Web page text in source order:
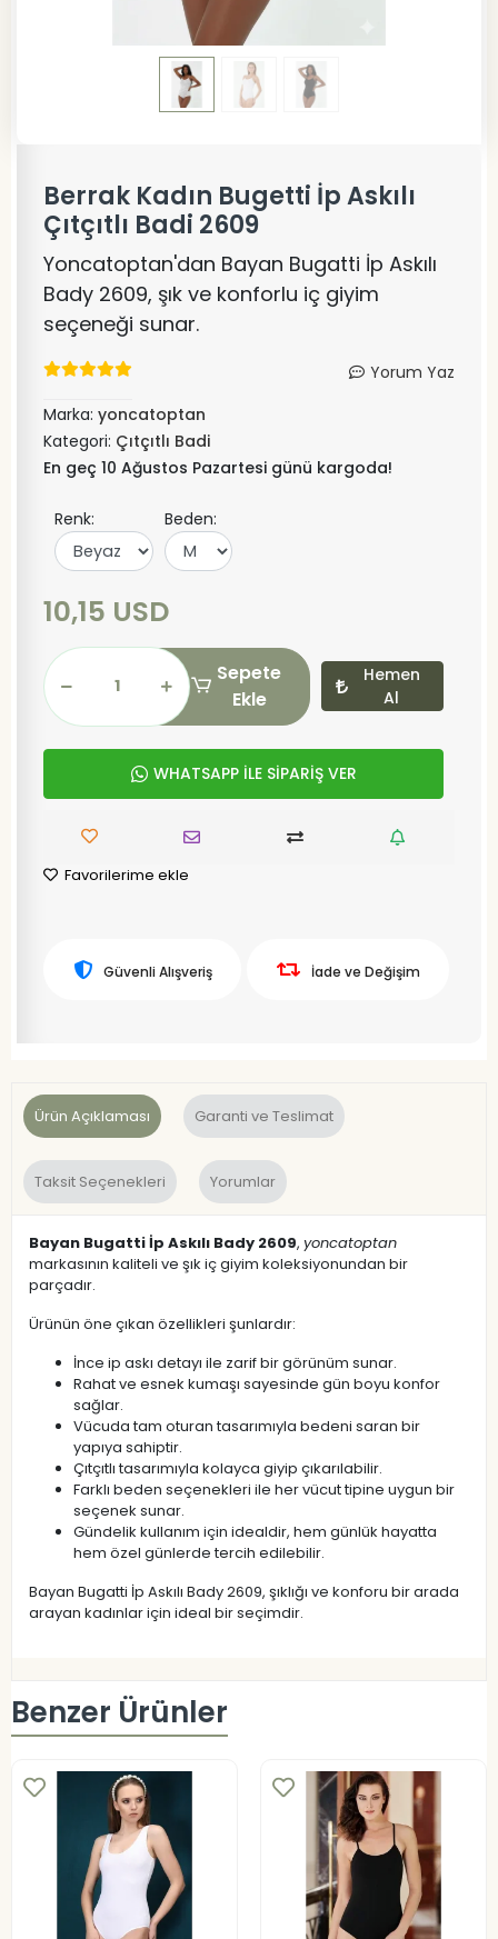
Berrak Kadın Bugetti İp Askılı
Çıtçıtlı Badi 2609
Yoncatoptan'dan Bayan Bugatti İp Askılı
Bady 2609, şık ve konforlu iç giyim
seçeneği sunar.
Yorum Yaz
Marka: yoncatoptan
Kategori: Çıtçıtlı Badi
En geç 10 Ağustos Pazartesi günü kargoda!
Renk: Beden:
10,15 USD
Sepete
Ekle
Hemen
Al
WHATSAPP İLE SİPARİŞ VER
Favorilerime ekle
Güvenli Alışveriş İade ve Değişim
Ürün Açıklaması Garanti ve Teslimat
Taksit Seçenekleri Yorumlar
Bayan Bugatti İp Askılı Bady 2609, yoncatoptan
markasının kaliteli ve şık iç giyim koleksiyonundan bir
parçadır.
Ürünün öne çıkan özellikleri şunlardır:
İnce ip askı detayı ile zarif bir görünüm sunar.
Rahat ve esnek kumaşı sayesinde gün boyu konfor
sağlar.
Vücuda tam oturan tasarımıyla bedeni saran bir
yapıya sahiptir.
Çıtçıtlı tasarımıyla kolayca giyip çıkarılabilir.
Farklı beden seçenekleri ile her vücut tipine uygun bir
seçenek sunar.
Gündelik kullanım için idealdir, hem günlük hayatta
hem özel günlerde tercih edilebilir.
Bayan Bugatti İp Askılı Bady 2609, şıklığı ve konforu bir arada
arayan kadınlar için ideal bir seçimdir.
Benzer Ürünler